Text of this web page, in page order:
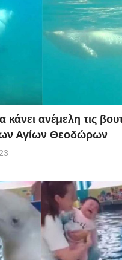
ανέμελη τις
Αγίων Θεοδώρων